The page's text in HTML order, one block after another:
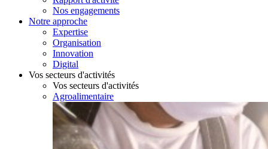
Nos engagements
Notre approche
Expertise
Organisation
Innovation
Digital
Vos secteurs d'activités
Vos secteurs d'activités
Agroalimentaire